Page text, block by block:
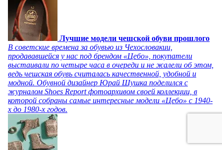
Лучшие модели чешской обуви прошлого
В советские времена за обувью из Чехословакии,
продававшейся у нас под брендом «Цебо», покупатели
выстаивали по четыре часа в очереди и не жалели об этом,
ведь чешская обувь считалась качественной, удобной и
модной. Обувной дизайнер Юрай Шушка поделился с
журналом Shoes Report фотоархивом своей коллекции, в
которой собраны самые интересные модели «Цебо» с 1940-
х до 1980-х годов.